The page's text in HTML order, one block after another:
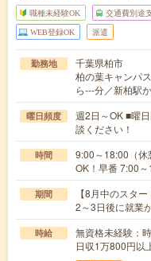
職種未経験OK 交通費別途
WEB登録OK 派遣
勤務地
千葉県柏市
柏の葉キャンパ
ら---分／新柏駅
曜日頻度
週2日～OK ■曜
談ください！
時間
9:00～18:00（休
OK！早番 7:00
期間
【8月中のスタ
2～3日後に就業
時給
無資格未経験
日収1万800円以